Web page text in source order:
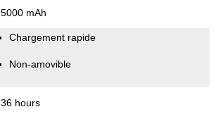
5000 mAh
Chargement rapide
Non-amovible
36 hours